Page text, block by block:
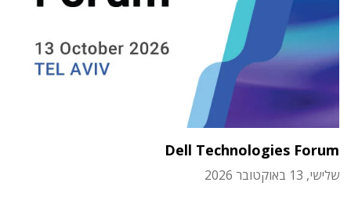
Dell Technologies Forum
שלישי, 13 באוקטובר 2026